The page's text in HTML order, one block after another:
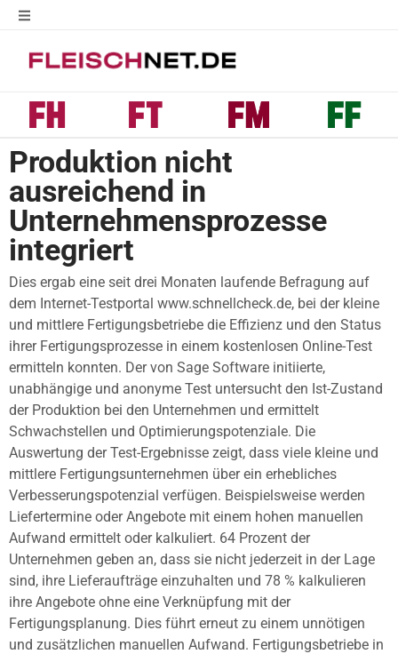
Produktion nicht
ausreichend in
Unternehmensprozesse
integriert
Dies ergab eine seit drei Monaten laufende Befragung auf
dem Internet-Testportal www.schnellcheck.de, bei der kleine
und mittlere Fertigungsbetriebe die Effizienz und den Status
ihrer Fertigungsprozesse in einem kostenlosen Online-Test
ermitteln konnten. Der von Sage Software initiierte,
unabhängige und anonyme Test untersucht den Ist-Zustand
der Produktion bei den Unternehmen und ermittelt
Schwachstellen und Optimierungspotenziale. Die
Auswertung der Test-Ergebnisse zeigt, dass viele kleine und
mittlere Fertigungsunternehmen über ein erhebliches
Verbesserungspotenzial verfügen. Beispielsweise werden
Liefertermine oder Angebote mit einem hohen manuellen
Aufwand ermittelt oder kalkuliert. 64 Prozent der
Unternehmen geben an, dass sie nicht jederzeit in der Lage
sind, ihre Lieferaufträge einzuhalten und 78 % kalkulieren
ihre Angebote ohne eine Verknüpfung mit der
Fertigungsplanung. Dies führt erneut zu einem unnötigen
und zusätzlichen manuellen Aufwand. Fertigungsbetriebe in